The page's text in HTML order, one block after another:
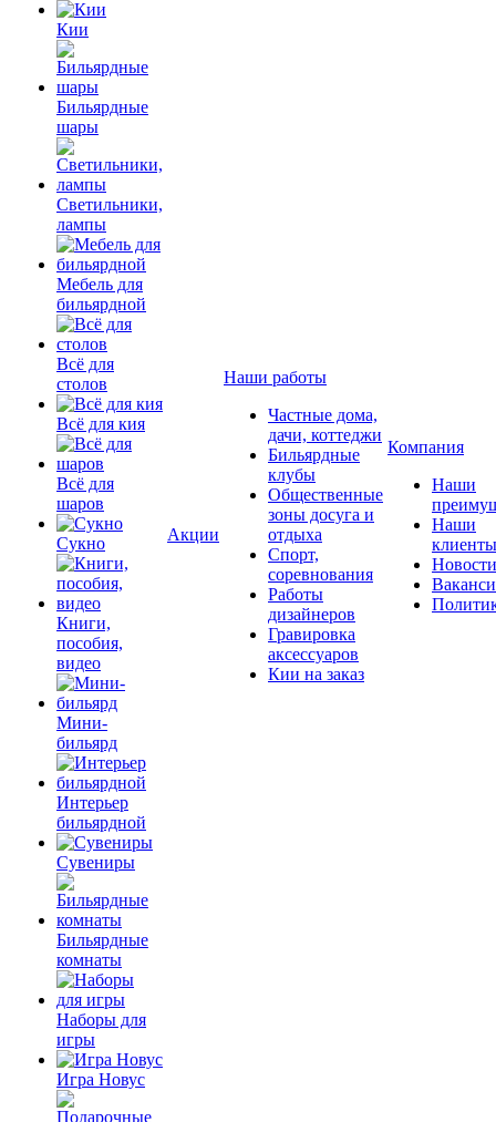
Кии
Бильярдные
шары
Светильники,
лампы
Мебель для
бильярдной
Всё для
столов
Всё для кия
Всё для
шаров
Сукно
Книги,
пособия,
видео
Мини-
бильярд
Интерьер
бильярдной
Сувениры
Бильярдные
комнаты
Наборы для
игры
Игра Новус
Акции
Наши работы
Частные дома,
дачи, коттеджи
Бильярдные
клубы
Общественные
зоны досуга и
отдыха
Спорт,
соревнования
Работы
дизайнеров
Гравировка
аксессуаров
Кии на заказ
Компания
Наши
Наши
клиенты
Новости